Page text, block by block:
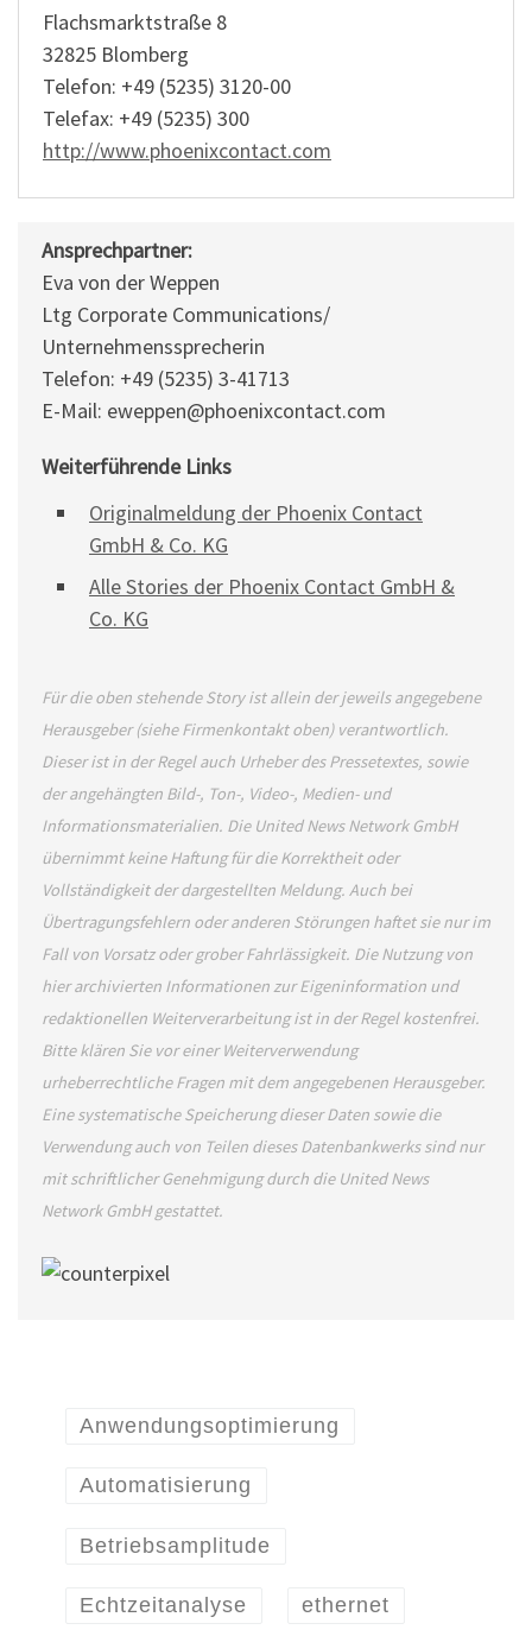
Flachsmarktstraße 8
32825 Blomberg
Telefon: +49 (5235) 3120-00
Telefax: +49 (5235) 300
http://www.phoenixcontact.com
Ansprechpartner:
Eva von der Weppen
Ltg Corporate Communications/
Unternehmenssprecherin
Telefon: +49 (5235) 3-41713
E-Mail: eweppen@phoenixcontact.com
Weiterführende Links
Originalmeldung der Phoenix Contact
GmbH & Co. KG
Alle Stories der Phoenix Contact GmbH &
Co. KG
Für die oben stehende Story ist allein der jeweils angegebene
Herausgeber (siehe Firmenkontakt oben) verantwortlich.
Dieser ist in der Regel auch Urheber des Pressetextes, sowie
der angehängten Bild-, Ton-, Video-, Medien- und
Informationsmaterialien. Die United News Network GmbH
übernimmt keine Haftung für die Korrektheit oder
Vollständigkeit der dargestellten Meldung. Auch bei
Übertragungsfehlern oder anderen Störungen haftet sie nur im
Fall von Vorsatz oder grober Fahrlässigkeit. Die Nutzung von
hier archivierten Informationen zur Eigeninformation und
redaktionellen Weiterverarbeitung ist in der Regel kostenfrei.
Bitte klären Sie vor einer Weiterverwendung
urheberrechtliche Fragen mit dem angegebenen Herausgeber.
Eine systematische Speicherung dieser Daten sowie die
Verwendung auch von Teilen dieses Datenbankwerks sind nur
mit schriftlicher Genehmigung durch die United News
Network GmbH gestattet.
Anwendungsoptimierung
Automatisierung
Betriebsamplitude
Echtzeitanalyse ethernet